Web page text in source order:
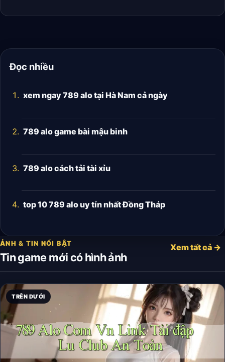
Đọc nhiều
xem ngay 789 alo tại Hà Nam cả ngày
789 alo game bài mậu binh
789 alo cách tải tài xỉu
top 10 789 alo uy tín nhất Đồng Tháp
ẢNH & TIN NỔI BẬT
Tin game mới có hình ảnh
Xem tất cả →
TRÊN DƯỚI